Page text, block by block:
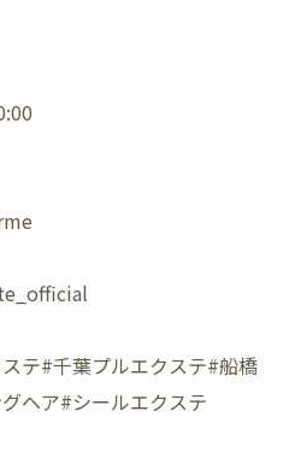
テ#千葉プルエクステ#船橋
ヘア#シールエクステ